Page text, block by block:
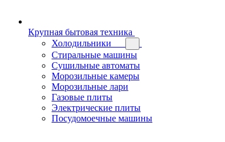
Крупная бытовая техника
Холодильники
Стиральные машины
Сушильные автоматы
Морозильные камеры
Морозильные лари
Газовые плиты
Электрические плиты
Посудомоечные машины